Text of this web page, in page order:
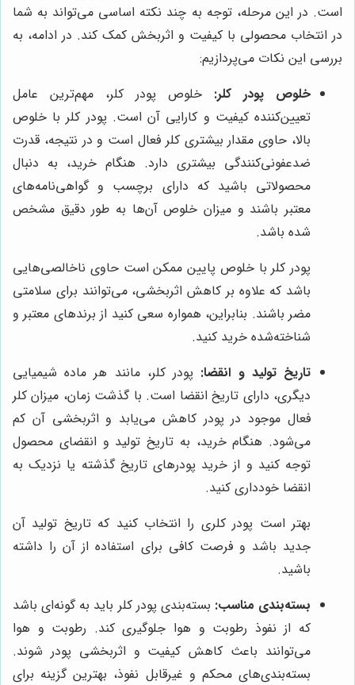
است. در این مرحله، توجه به چند نکته اساسی می‌تواند به شما
در انتخاب محصولی با کیفیت و اثربخش کمک کند. در ادامه، به
بررسی این نکات می‌پردازیم:
خلوص پودر کلر: خلوص پودر کلر، مهم‌ترین عامل
تعیین‌کننده کیفیت و کارایی آن است. پودر کلر با خلوص
بالا، حاوی مقدار بیشتری کلر فعال است و در نتیجه، قدرت
ضدعفونی‌کنندگی بیشتری دارد. هنگام خرید، به دنبال
محصولاتی باشید که دارای برچسب و گواهی‌نامه‌های
معتبر باشند و میزان خلوص آن‌ها به طور دقیق مشخص
شده باشد.
پودر کلر با خلوص پایین ممکن است حاوی ناخالصی‌هایی
باشد که علاوه بر کاهش اثربخشی، می‌توانند برای سلامتی
مضر باشند. بنابراین، همواره سعی کنید از برندهای معتبر و
شناخته‌شده خرید کنید.
تاریخ تولید و انقضا: پودر کلر، مانند هر ماده شیمیایی
دیگری، دارای تاریخ انقضا است. با گذشت زمان، میزان کلر
فعال موجود در پودر کاهش می‌یابد و اثربخشی آن کم
می‌شود. هنگام خرید، به تاریخ تولید و انقضای محصول
توجه کنید و از خرید پودرهای تاریخ گذشته یا نزدیک به
انقضا خودداری کنید.
بهتر است پودر کلری را انتخاب کنید که تاریخ تولید آن
جدید باشد و فرصت کافی برای استفاده از آن را داشته
باشید.
بسته‌بندی مناسب: بسته‌بندی پودر کلر باید به گونه‌ای باشد
که از نفوذ رطوبت و هوا جلوگیری کند. رطوبت و هوا
می‌توانند باعث کاهش کیفیت و اثربخشی پودر شوند.
بسته‌بندی‌های محکم و غیرقابل نفوذ، بهترین گزینه برای